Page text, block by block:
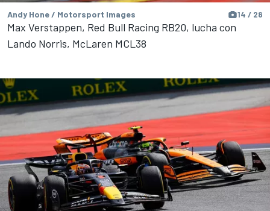
Andy Hone / Motorsport Images 14 / 28
Max Verstappen, Red Bull Racing RB20, lucha con
Lando Norris, McLaren MCL38